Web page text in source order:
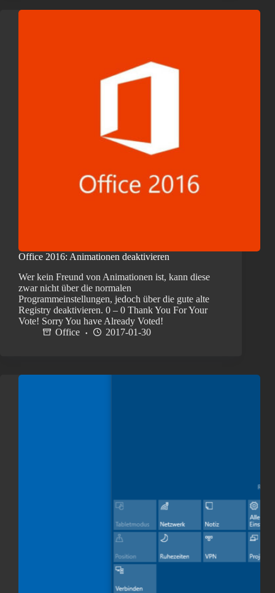
Office 2016: Animationen deaktivieren
Wer kein Freund von Animationen ist, kann diese
zwar nicht über die normalen
Programmeinstellungen, jedoch über die gute alte
Registry deaktivieren. 0 – 0 Thank You For Your
Vote! Sorry You have Already Voted!
Office
2017-01-30